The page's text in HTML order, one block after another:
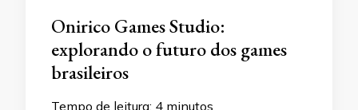
Onirico Games Studio:
explorando o futuro dos games
brasileiros
Tempo de leitura: 4 minutos